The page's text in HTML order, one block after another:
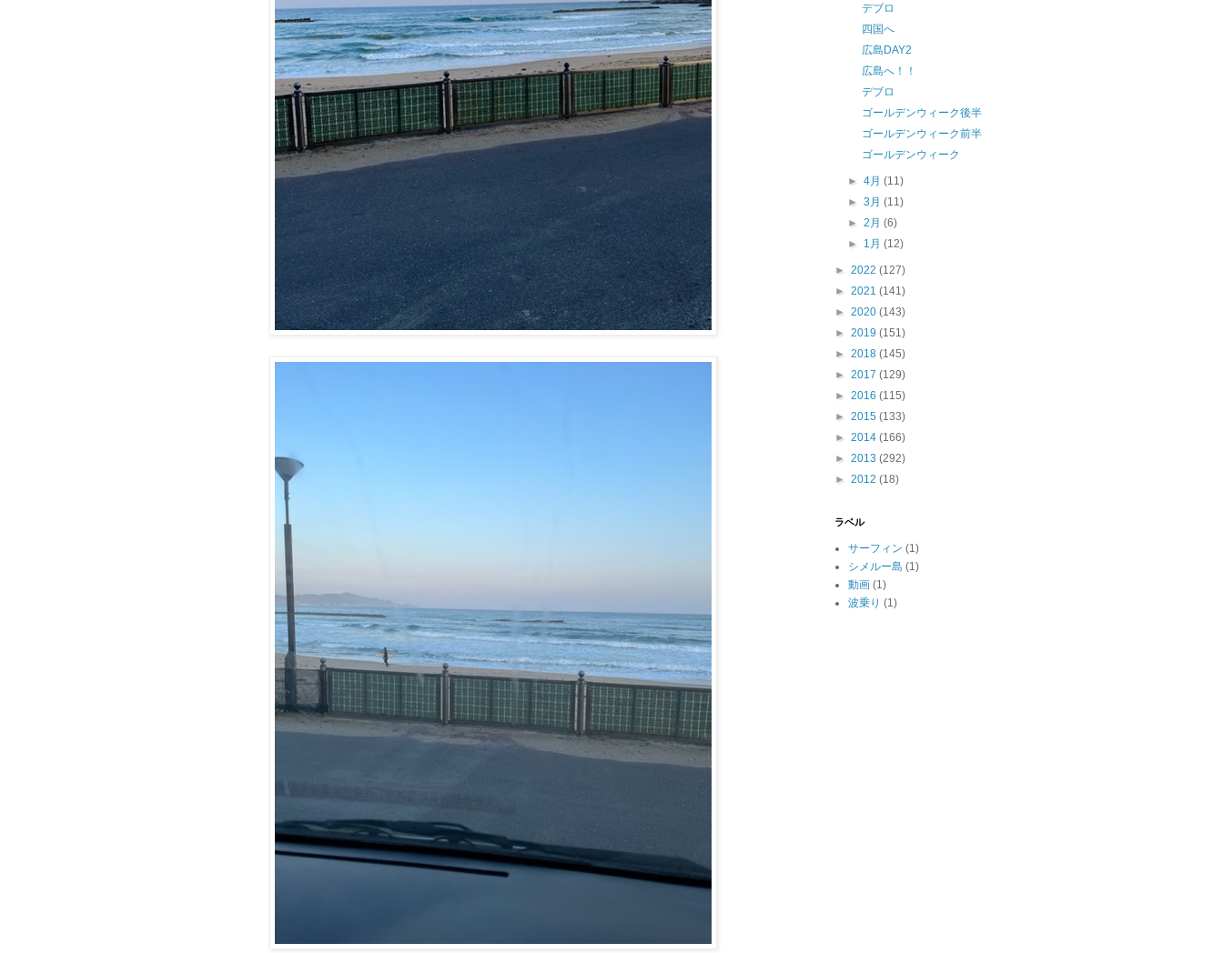
デブロ
四国へ
広島DAY2
広島へ！！
デブロ
ゴールデンウィーク後半
ゴールデンウィーク前半
ゴールデンウィーク
►4月(11)
►3月(11)
►2月(6)
► 1月(12)
► 2022 (127)
► 2021 (141)
► 2020 (143)
► 2019 (151)
► 2018 (145)
► 2017 (129)
► 2016 (115)
► 2015 (133)
► 2014 (166)
► 2013 (292)
► 2012 (18)
ラベル
サーフィン (1)
シメルー島 (1)
動画 (1)
波乗り (1)